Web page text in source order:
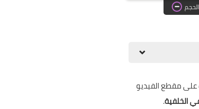
الحجم
على مقطع الفيديو
الخلفية.